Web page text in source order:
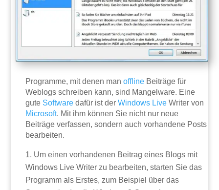
Programme, mit denen manoffline Beiträge für
Weblogs schreiben kann, sind Mangelware. Eine
gute Software dafür ist derWindows Live Writer von
Microsoft. Mit ihm können Sie nicht nur neue
Beiträge verfassen, sondern auch vorhandene Posts
bearbeiten.
Um einen vorhandenen Beitrag eines Blogs mit
Windows Live Writer zu bearbeiten, starten Sie das
Programm als Erstes, zum Beispiel über das